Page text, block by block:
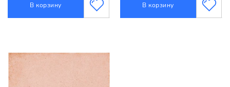
В корзину В корзину